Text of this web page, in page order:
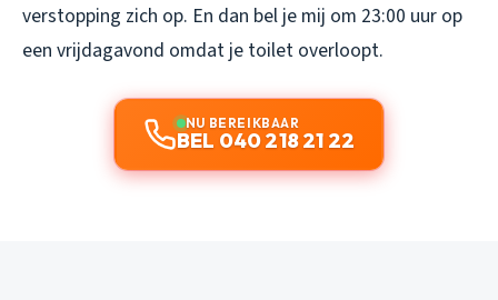
verstopping zich op. En dan bel je mij om 23:00 uur op
een vrijdagavond omdat je toilet overloopt.
NU BEREIKBAAR
BEL 040 218 21 22